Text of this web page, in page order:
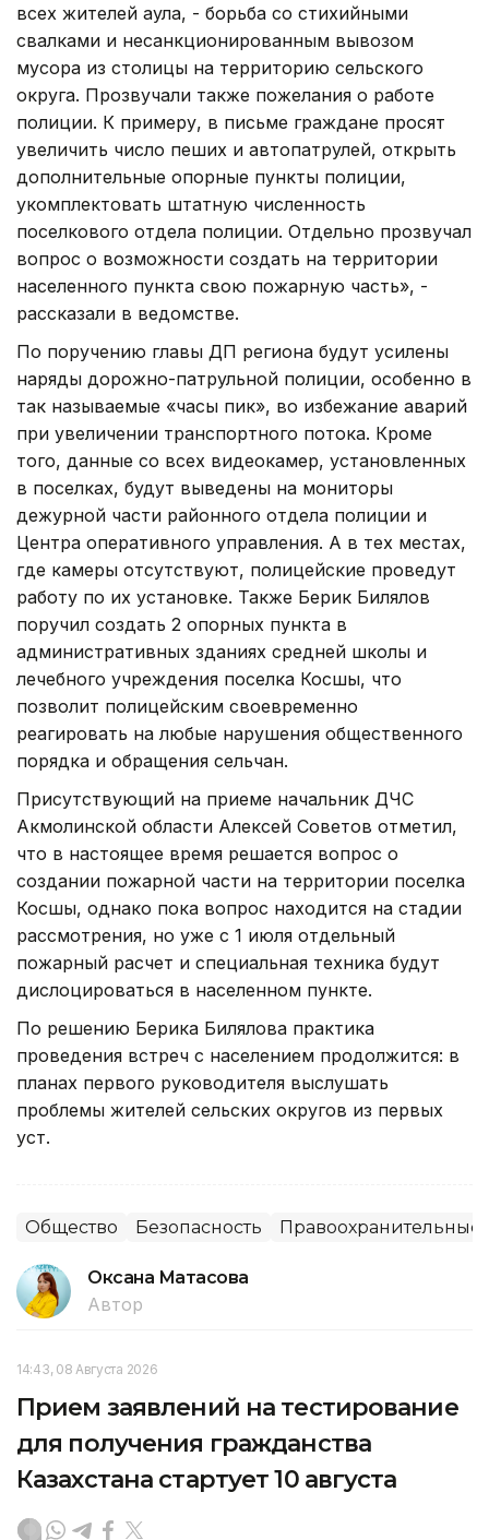
всех жителей аула, - борьба со стихийными
свалками и несанкционированным вывозом
мусора из столицы на территорию сельского
округа. Прозвучали также пожелания о работе
полиции. К примеру, в письме граждане просят
увеличить число пеших и автопатрулей, открыть
дополнительные опорные пункты полиции,
укомплектовать штатную численность
поселкового отдела полиции. Отдельно прозвучал
вопрос о возможности создать на территории
населенного пункта свою пожарную часть», -
рассказали в ведомстве.
По поручению главы ДП региона будут усилены
наряды дорожно-патрульной полиции, особенно в
так называемые «часы пик», во избежание аварий
при увеличении транспортного потока. Кроме
того, данные со всех видеокамер, установленных
в поселках, будут выведены на мониторы
дежурной части районного отдела полиции и
Центра оперативного управления. А в тех местах,
где камеры отсутствуют, полицейские проведут
работу по их установке. Также Берик Билялов
поручил создать 2 опорных пункта в
административных зданиях средней школы и
лечебного учреждения поселка Косшы, что
позволит полицейским своевременно
реагировать на любые нарушения общественного
порядка и обращения сельчан.
Присутствующий на приеме начальник ДЧС
Акмолинской области Алексей Советов отметил,
что в настоящее время решается вопрос о
создании пожарной части на территории поселка
Косшы, однако пока вопрос находится на стадии
рассмотрения, но уже с 1 июля отдельный
пожарный расчет и специальная техника будут
дислоцироваться в населенном пункте.
По решению Берика Билялова практика
проведения встреч с населением продолжится: в
планах первого руководителя выслушать
проблемы жителей сельских округов из первых
уст.
Общество Безопасность Правоохранительные
Оксана Матасова
Автор
14:43, 08 Августа 2026
Прием заявлений на тестирование
для получения гражданства
Казахстана стартует 10 августа